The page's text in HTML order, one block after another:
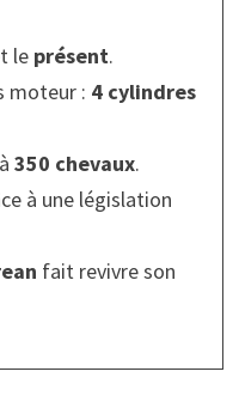
le présent.
moteur : 4 cylindres
à 350 chevaux.
à une législation
fait revivre son